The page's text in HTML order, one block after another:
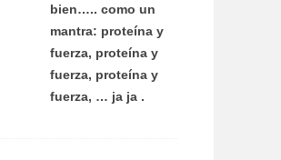
bien….. como un
mantra: proteína y
fuerza, proteína y
fuerza, proteína y
fuerza, … ja ja .